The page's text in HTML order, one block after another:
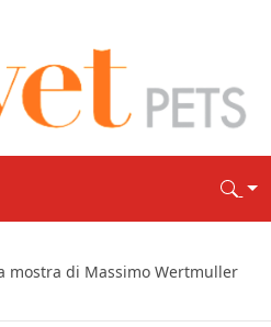
mostra di Massimo Wertmuller